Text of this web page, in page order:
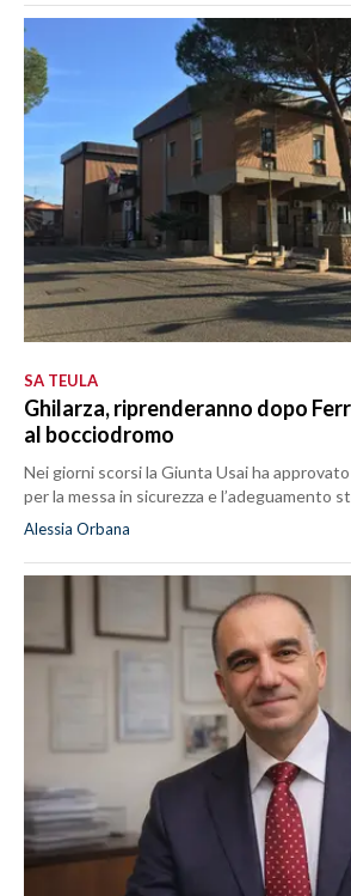
SA TEULA
Ghilarza, riprenderanno dopo
al bocciodromo
Nei giorni scorsi la Giunta Usai ha
per la messa in sicurezza e l’adeguamento
Alessia Orbana